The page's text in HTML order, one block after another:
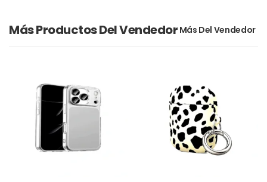
Más Productos Del Vendedor